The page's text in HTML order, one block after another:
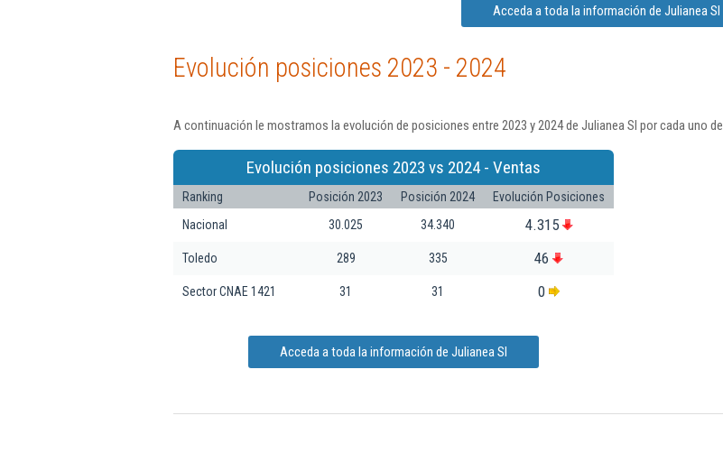
Acceda a toda la información de Julianea Sl
Evolución posiciones 2023 - 2024
A continuación le mostramos la evolución de posiciones entre 2023 y 2024 de Julianea Sl por cada uno
Evolución posiciones 2023 vs 2024 - Ventas
Ranking Posición 2023 Posición 2024
Evolución Posiciones
Nacional
30.025 34.340 4.315
Toledo 289 335 46
Sector CNAE 1421 31 31 0
Acceda a toda la información de Julianea Sl